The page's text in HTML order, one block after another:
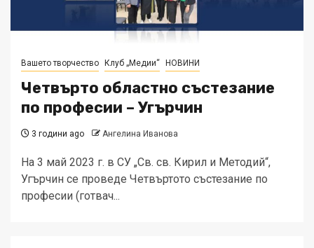
Вашето творчество Клуб „Медии“ НОВИНИ
Четвърто областно състезание
по професии – Угърчин
3 години ago Ангелина Иванова
На 3 май 2023 г. в СУ „Св. св. Кирил и Методий“,
Угърчин се проведе Четвъртото състезание по
професии (готвач...